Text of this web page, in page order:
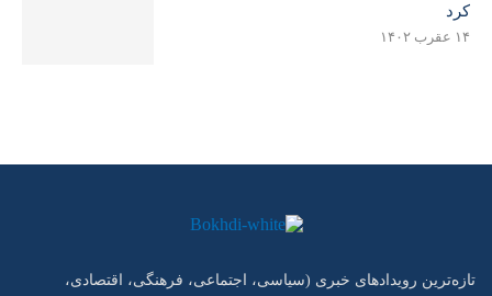
کرد
۱۴ عقرب ۱۴۰۲
تازه‌ترین رویدادهای خبری (سیاسی، اجتماعی، فرهنگی، اقتصادی،